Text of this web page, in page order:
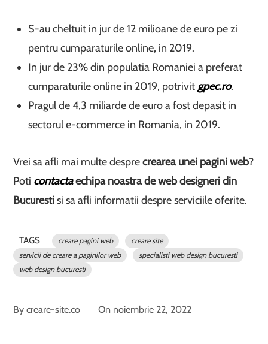
S-au cheltuit in jur de 12 milioane de euro pe zi
pentru cumparaturile online, in 2019.
In jur de 23% din populatia Romaniei a preferat
cumparaturile online in 2019, potrivit gpec.ro.
Pragul de 4,3 miliarde de euro a fost depasit in
sectorul e-commerce in Romania, in 2019.
Vrei sa afli mai multe desprecrearea unei pagini web?
Poti contactaechipa noastra de web designeri din
Bucurestisi sa afli informatii despre serviciile oferite.
TAGS creare pagini web
creare site
servicii de creare a paginilor web
specialisti web design bucuresti
web design bucuresti
Bycreare-site.co On noiembrie 22, 2022